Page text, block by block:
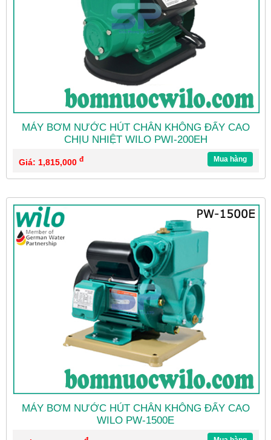
MÁY BƠM NƯỚC HÚT CHÂN KHÔNG ĐẨY CAO
CHỊU NHIỆT WILO PWI-200EH
Giá: 1,815,000 đ Mua hàng
MÁY BƠM NƯỚC HÚT CHÂN KHÔNG ĐẨY CAO
WILO PW-1500E